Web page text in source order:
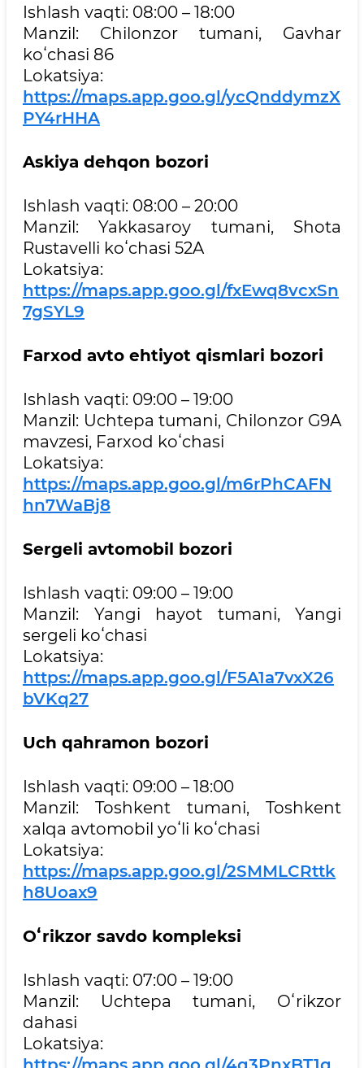
Ishlash vaqti: 08:00 – 18:00
Manzil: Chilonzor tumani, Gavhar
koʻchasi 86
Lokatsiya:
https://maps.app.goo.gl/ycQnddymzX
PY4rHHA
Askiya dehqon bozori
Ishlash vaqti: 08:00 – 20:00
Manzil: Yakkasaroy tumani, Shota
Rustavelli koʻchasi 52A
Lokatsiya:
https://maps.app.goo.gl/fxEwq8vcxSn
7gSYL9
Farxod avto ehtiyot qismlari bozori
Ishlash vaqti: 09:00 – 19:00
Manzil: Uchtepa tumani, Chilonzor G9A
mavzesi, Farxod koʻchasi
Lokatsiya:
https://maps.app.goo.gl/m6rPhCAFN
hn7WaBj8
Sergeli avtomobil bozori
Ishlash vaqti: 09:00 – 19:00
Manzil: Yangi hayot tumani, Yangi
sergeli koʻchasi
Lokatsiya:
https://maps.app.goo.gl/F5A1a7vxX26
bVKq27
Uch qahramon bozori
Ishlash vaqti: 09:00 – 18:00
Manzil: Toshkent tumani, Toshkent
xalqa avtomobil yoʻli koʻchasi
Lokatsiya:
https://maps.app.goo.gl/2SMMLCRttk
h8Uoax9
Oʻrikzor savdo kompleksi
Ishlash vaqti: 07:00 – 19:00
Manzil: Uchtepa tumani, Oʻrikzor
dahasi
Lokatsiya: